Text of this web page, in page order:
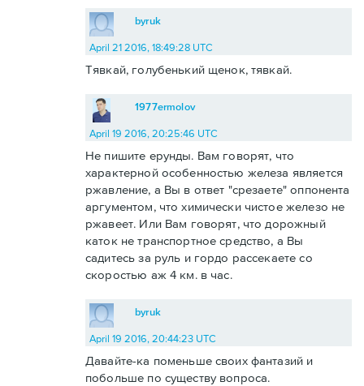
byruk
April 21 2016, 18:49:28 UTC
Тявкай, голубенький щенок, тявкай.
1977ermolov
April 19 2016, 20:25:46 UTC
Не пишите ерунды. Вам говорят, что
характерной особенностью железа является
ржавление, а Вы в ответ "срезаете" оппонента
аргументом, что химически чистое железо не
ржавеет. Или Вам говорят, что дорожный
каток не транспортное средство, а Вы
садитесь за руль и гордо рассекаете со
скоростью аж 4 км. в час.
byruk
April 19 2016, 20:44:23 UTC
Давайте-ка поменьше своих фантазий и
побольше по существу вопроса.